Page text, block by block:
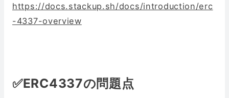
https://docs.stackup.sh/docs/introduction/erc
-4337-overview
✅ERC4337の問題点